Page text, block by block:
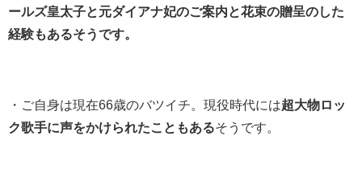
ールズ皇太子と元ダイアナ妃のご案内と花束の贈呈のした
経験もあるそうです。
・ご自身は現在66歳のバツイチ。現役時代には超大物ロッ
ク歌手に声をかけられたこともあるそうです。